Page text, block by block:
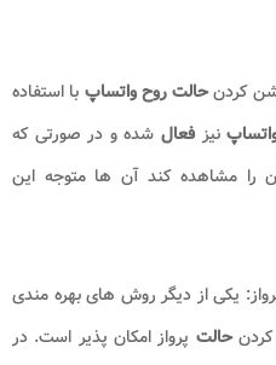
کردنحالت روح واتساپ با استفاده
نیزفعال شده و در صورتی که
را مشاهده کند آن ها متوجه این
یکی از دیگر روش های بهره مندی
کردنحالت پرواز امکان پذیر است. در